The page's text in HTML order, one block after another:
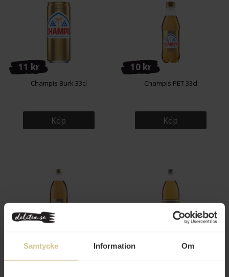
Samtycke Information Om
11 kr
Champis Burk 33cl
Köp
10 kr
Champis PET 33cl
Köp
Champis PET 1,5L Champis Zero PET 1,5L